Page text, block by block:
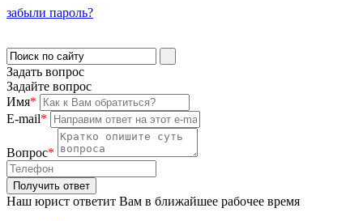
забыли пароль?
Задать вопрос
Задайте вопрос
Имя*
E-mail*
Вопрос*
Наш юрист ответит Вам в ближайшее рабочее время